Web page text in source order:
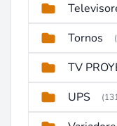
Tornos
TV
UPS